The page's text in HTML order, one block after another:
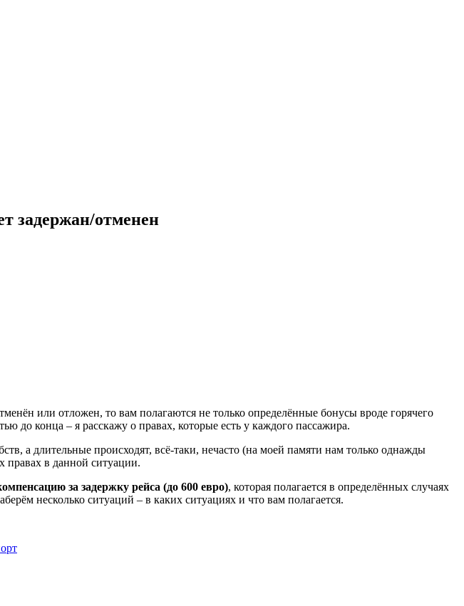
задержан/отменен
или отложен, то вам полагаются не только определённые бонусы вроде горячего
до конца – я расскажу о правах, которые есть у каждого пассажира.
а длительные происходят, всё-таки, нечасто (на моей памяти нам только однажды
правах в данной ситуации.
за задержку рейса (до 600 евро), которая полагается в определённых случаях
несколько ситуаций – в каких ситуациях и что вам полагается.